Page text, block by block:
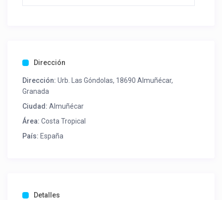
Dirección
Dirección: Urb. Las Góndolas, 18690 Almuñécar,
Granada
Ciudad: Almuñécar
Área: Costa Tropical
País: España
Detalles